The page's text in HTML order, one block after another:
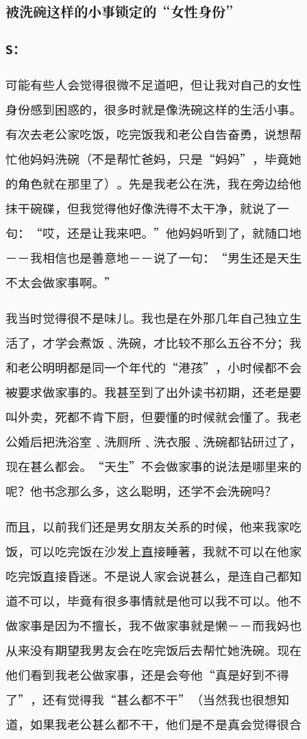
被洗碗这样的小事锁定的“女性身份”
S：
可能有些人会觉得很微不足道吧，但让我对自己的女性
身份感到困惑的，很多时就是像洗碗这样的生活小事。
有次去老公家吃饭，吃完饭我和老公自告奋勇，说想帮
忙他妈妈洗碗（不是帮忙爸妈，只是“妈妈”，毕竟她
的角色就在那里了）。先是我老公在洗，我在旁边给他
抹干碗碟，但我觉得他好像洗得不太干净，就说了一
句：“哎，还是让我来吧。”他妈妈听到了，就随口地
－－我相信也是善意地－－说了一句：“男生还是天生
不太会做家事啊。”
我当时觉得很不是味儿。我也是在外那几年自己独立生
活了，才学会煮饭﹑洗碗，才比较不那么五谷不分；我
和老公明明都是同一个年代的“港孩”，小时候都不会
被要求做家事的。我甚至到了出外读书初期，还老是要
叫外卖，死都不肯下厨，但要懂的时候就会懂了。我老
公婚后把洗浴室﹑洗厕所﹑洗衣服﹑洗碗都钻研过了，
现在甚么都会。“天生”不会做家事的说法是哪里来的
呢？他书念那么多，这么聪明，还学不会洗碗吗？
而且，以前我们还是男女朋友关系的时候，他来我家吃
饭，可以吃完饭在沙发上直接睡著，我就不可以在他家
吃完饭直接昏迷。不是说人家会说甚么，是连自己都知
道不可以，毕竟有很多事情就是他可以我不可以。他不
做家事是因为不擅长，我不做家事就是懒－－而我妈也
从来没有期望我男友会在吃完饭后去帮忙她洗碗。现在
他们看到我老公做家事，还是会夸他“真是好到不得
了”，还有觉得我“甚么都不干”（当然我也很想知
道，如果我老公甚么都不干，他们是不是真会觉得很合